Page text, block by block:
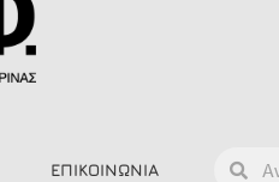
ΕΠΙΚΟΙΝΩΝΙΑ